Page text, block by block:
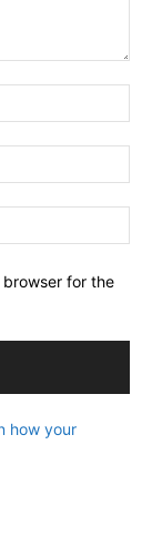
browser for the
how your